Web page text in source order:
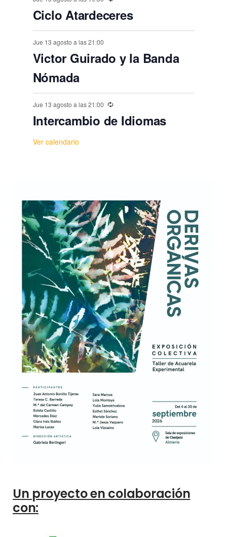
Ciclo Atardeceres
Jue 13 agosto a las 21:00
Victor Guirado y la Banda
Nómada
Jue 13 agosto a las 21:00
Intercambio de Idiomas
Ver calendario
Un proyecto en colaboración
con: